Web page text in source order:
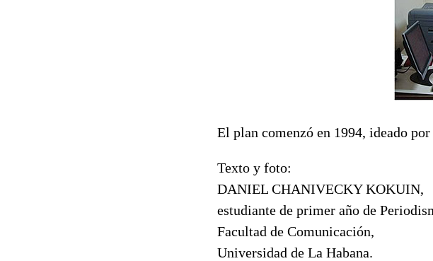
El plan comenzó en 1994, ideado
Texto y foto:
DANIEL CHANIVECKY KOKUIN,
estudiante de primer año de
Facultad de Comunicación,
Universidad de La Habana.